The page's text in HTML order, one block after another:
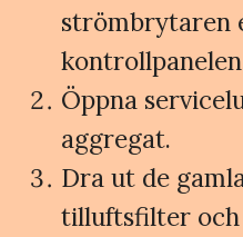
strömbrytaren
Öppna
aggregat.
Dra ut de
tilluftsfilter